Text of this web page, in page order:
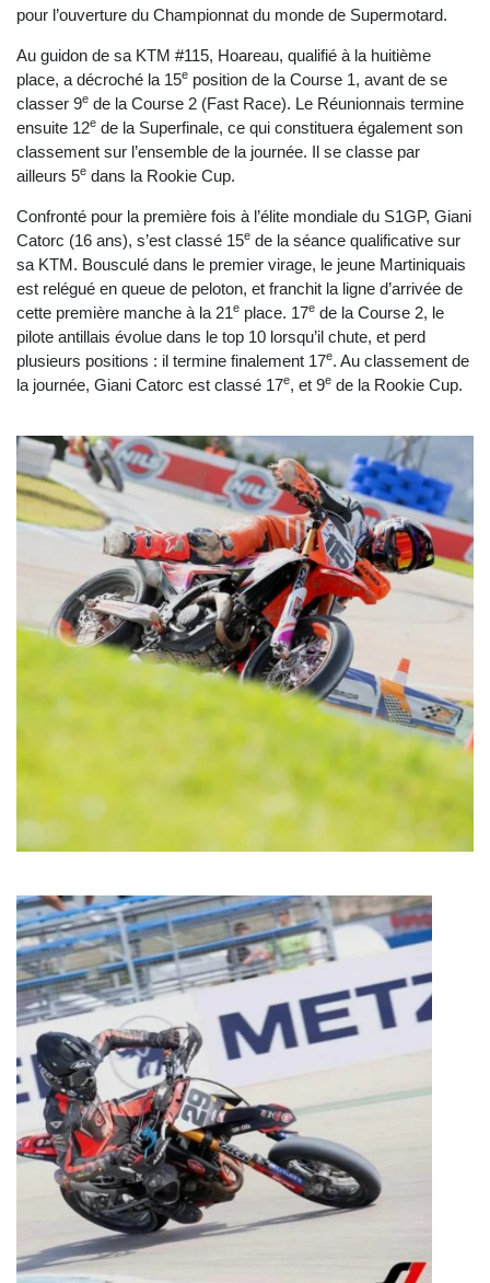
pour l’ouverture du Championnat du monde de Supermotard.
Au guidon de sa KTM #115, Hoareau, qualifié à la huitième
place, a décroché la 15e position de la Course 1, avant de se
classer 9e de la Course 2 (Fast Race). Le Réunionnais termine
ensuite 12e de la Superfinale, ce qui constituera également son
classement sur l’ensemble de la journée. Il se classe par
ailleurs 5e dans la Rookie Cup.
Confronté pour la première fois à l’élite mondiale du S1GP, Giani
Catorc (16 ans), s’est classé 15e de la séance qualificative sur
sa KTM. Bousculé dans le premier virage, le jeune Martiniquais
est relégué en queue de peloton, et franchit la ligne d’arrivée de
cette première manche à la 21e place. 17e de la Course 2, le
pilote antillais évolue dans le top 10 lorsqu’il chute, et perd
plusieurs positions : il termine finalement 17e. Au classement de
la journée, Giani Catorc est classé 17e, et 9e de la Rookie Cup.